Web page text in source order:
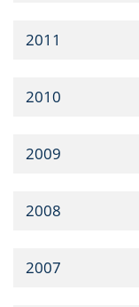
2011
2010
2009
2008
2007